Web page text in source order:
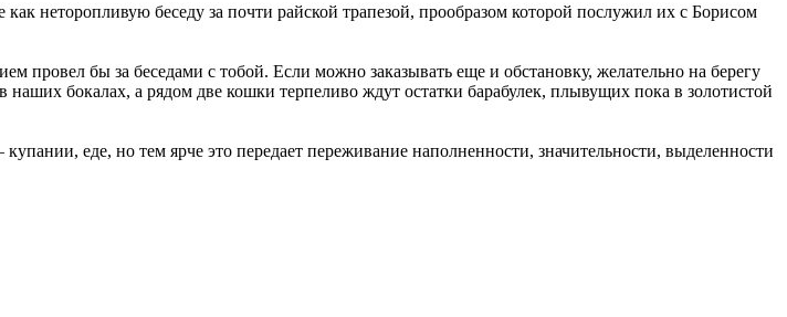
неторопливую беседу за почти райской трапезой, прообразом которой послужил их с Борисом
провел бы за беседами с тобой. Если можно заказывать еще и обстановку, желательно на берегу
бокалах, а рядом две кошки терпеливо ждут остатки барабулек, плывущих пока в золотистой
еде, но тем ярче это передает переживание наполненности, значительности, выделенности